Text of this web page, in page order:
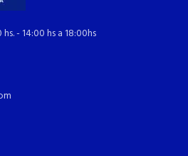
hs. - 14:00 hs a 18:00hs